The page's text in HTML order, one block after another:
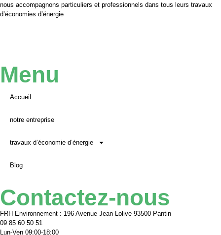
nous accompagnons particuliers et professionnels dans tous leurs travaux
d’économies d’énergie
Menu
Accueil
notre entreprise
travaux d’économie d’énergie
Blog
Contactez-nous
FRH Environnement : 196 Avenue Jean Lolive 93500 Pantin
09 85 60 50 51
Lun-Ven 09:00-18:00